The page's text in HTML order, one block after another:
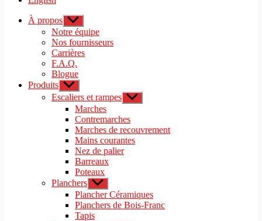
À propos Afficher
le
sous-
menu
Notre équipe
Nos fournisseurs
Carrières
F.A.Q.
Blogue
Produits Afficher
le
sous-
menu
Escaliers et rampes Afficher
le
menu
Marches
Contremarches
Marches de recouvrement
Mains courantes
Nez de palier
Barreaux
Poteaux
Planchers Afficher
le
sous-
menu
Plancher Céramiques
Planchers de Bois-Franc
Tapis